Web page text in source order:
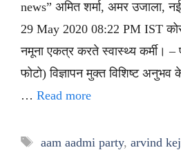
news” अमित शर्मा, अमर उजाला,
29 May 2020 08:22 PM IST
नमूना एकत्र करते स्वास्थ्य कर्मी।
फोटो) विज्ञापन मुक्त विशिष्ट
… Read more
Tags
aam aadmi party, arvind